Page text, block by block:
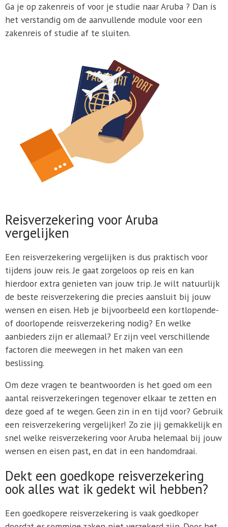
Ga je op zakenreis of voor je studie naar Aruba ? Dan is
het verstandig om de aanvullende module voor een
zakenreis of studie af te sluiten.
Reisverzekering voor Aruba
vergelijken
Een reisverzekering vergelijken is dus praktisch voor
tijdens jouw reis. Je gaat zorgeloos op reis en kan
hierdoor extra genieten van jouw trip. Je wilt natuurlijk
de beste reisverzekering die precies aansluit bij jouw
wensen en eisen. Heb je bijvoorbeeld een kortlopende-
of doorlopende reisverzekering nodig? En welke
aanbieders zijn er allemaal? Er zijn veel verschillende
factoren die meewegen in het maken van een
beslissing.
Om deze vragen te beantwoorden is het goed om een
aantal reisverzekeringen tegenover elkaar te zetten en
deze goed af te wegen. Geen zin in en tijd voor? Gebruik
een reisverzekering vergelijker! Zo zie jij gemakkelijk en
snel welke reisverzekering voor Aruba helemaal bij jouw
wensen en eisen past, en dat in een handomdraai.
Dekt een goedkope reisverzekering
ook alles wat ik gedekt wil hebben?
Een goedkopere reisverzekering is vaak goedkoper